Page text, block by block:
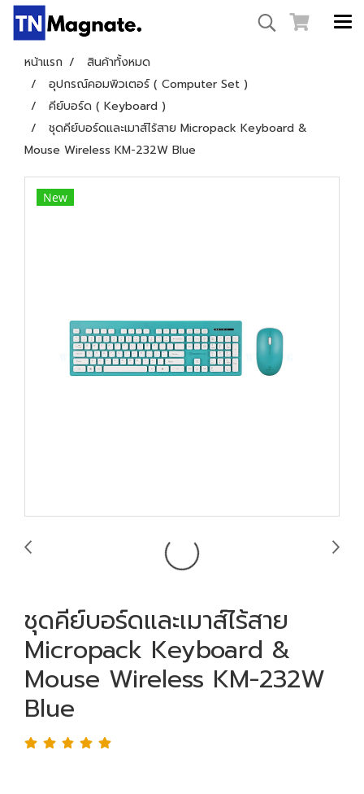
หน้าแรก
สินค้าทั้งหมด
อุปกรณ์คอมพิวเตอร์ ( Computer Set )
คีย์บอร์ด ( Keyboard )
ชุดคีย์บอร์ดและเมาส์ไร้สาย Micropack Keyboard &
Mouse Wireless KM-232W Blue
New
ชุดคีย์บอร์ดและเมาส์ไร้สาย
Micropack Keyboard &
Mouse Wireless KM-232W
Blue